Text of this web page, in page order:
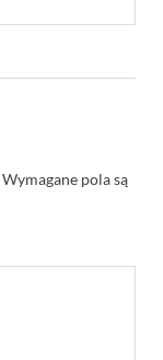
Wymagane pola są